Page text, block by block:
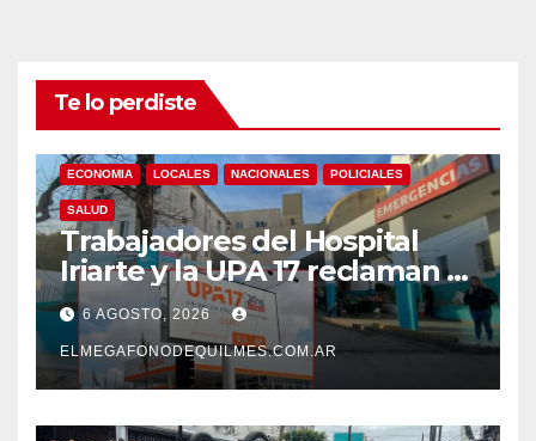
Te lo perdiste
ECONOMIA LOCALES NACIONALES POLICIALES
SALUD
Trabajadores del Hospital
Iriarte y la UPA 17 reclaman el
pase a planta de becarios y
mejoras laborales
6 AGOSTO, 2026
ELMEGAFONODEQUILMES.COM.AR